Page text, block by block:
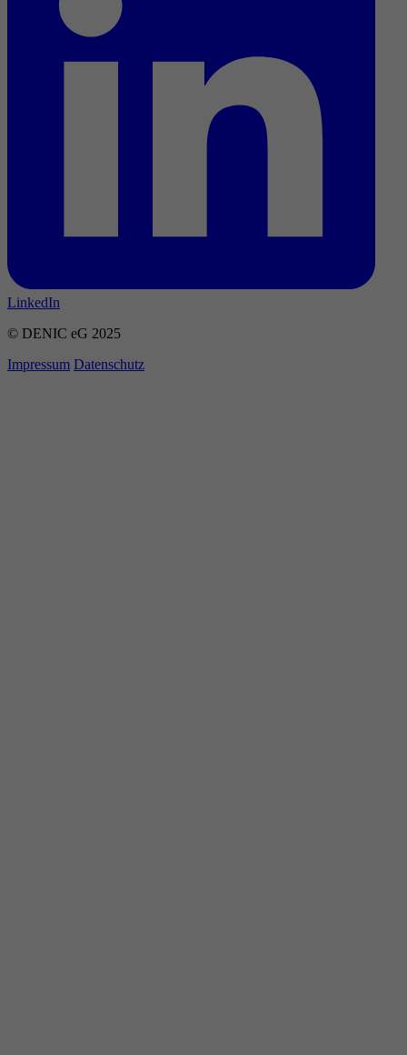
LinkedIn
© DENIC eG 2025
Impressum Datenschutz